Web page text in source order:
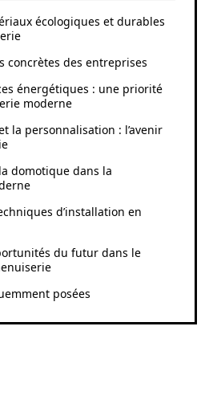
écologiques et durables
concrètes des entreprises
énergétiques : une priorité
moderne
la personnalisation : l’avenir
domotique dans la
d’installation en
du futur dans le
posées